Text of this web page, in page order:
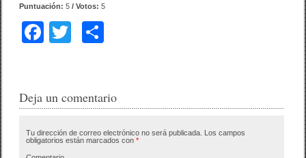
Puntuación:5 / Votos:5
F
e
o
er p
tir
Deja un comentario
Tu dirección de correo electrónico no será publicada. Los campos
obligatorios están marcados con*